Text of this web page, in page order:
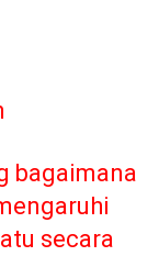
bagaimana
secara